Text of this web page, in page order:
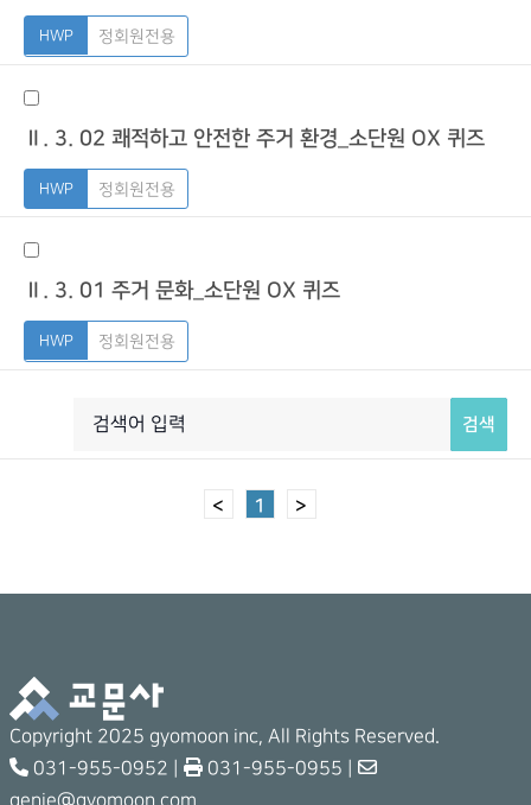
정회원전용
Ⅱ. 3. 02 쾌적하고 안전한 주거 환경_소단원 OX 퀴즈
정회원전용
Ⅱ. 3. 01 주거 문화_소단원 OX 퀴즈
정회원전용
검색
< 1 >
Copyright 2025 gyomoon inc, All Rights Reserved.
031-955-0952 |
031-955-0955 |